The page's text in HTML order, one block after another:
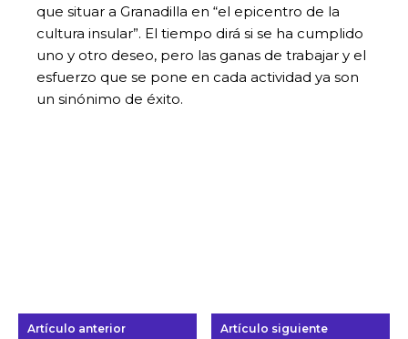
que situar a Granadilla en “el epicentro de la
cultura insular”. El tiempo dirá si se ha cumplido
uno y otro deseo, pero las ganas de trabajar y el
esfuerzo que se pone en cada actividad ya son
un sinónimo de éxito.
Artículo anterior Artículo siguiente